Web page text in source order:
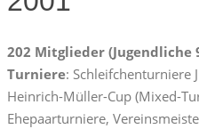
202 Mitglieder (Jugendliche
Turniere: Schleifchenturniere
Heinrich-Müller-Cup (Mixed-
Ehepaarturniere,